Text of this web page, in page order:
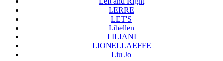
LERRE
LET'S
Libellen
LILIANI
LIONELLAEFFE
Liu Jo